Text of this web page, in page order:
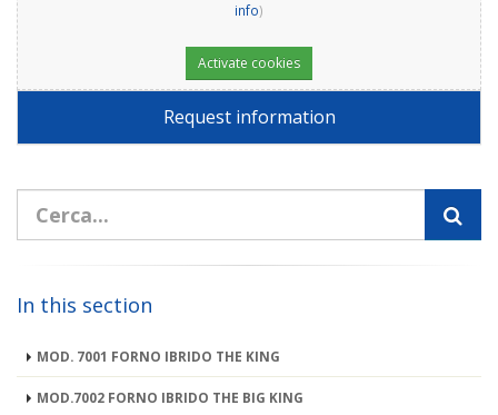
info)
Activate cookies
Request information
In this section
MOD. 7001 FORNO IBRIDO THE KING
MOD.7002 FORNO IBRIDO THE BIG KING